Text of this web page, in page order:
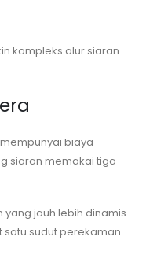
kompleks alur siaran
biaya
siaran memakai tiga
jauh lebih dinamis
sudut perekaman